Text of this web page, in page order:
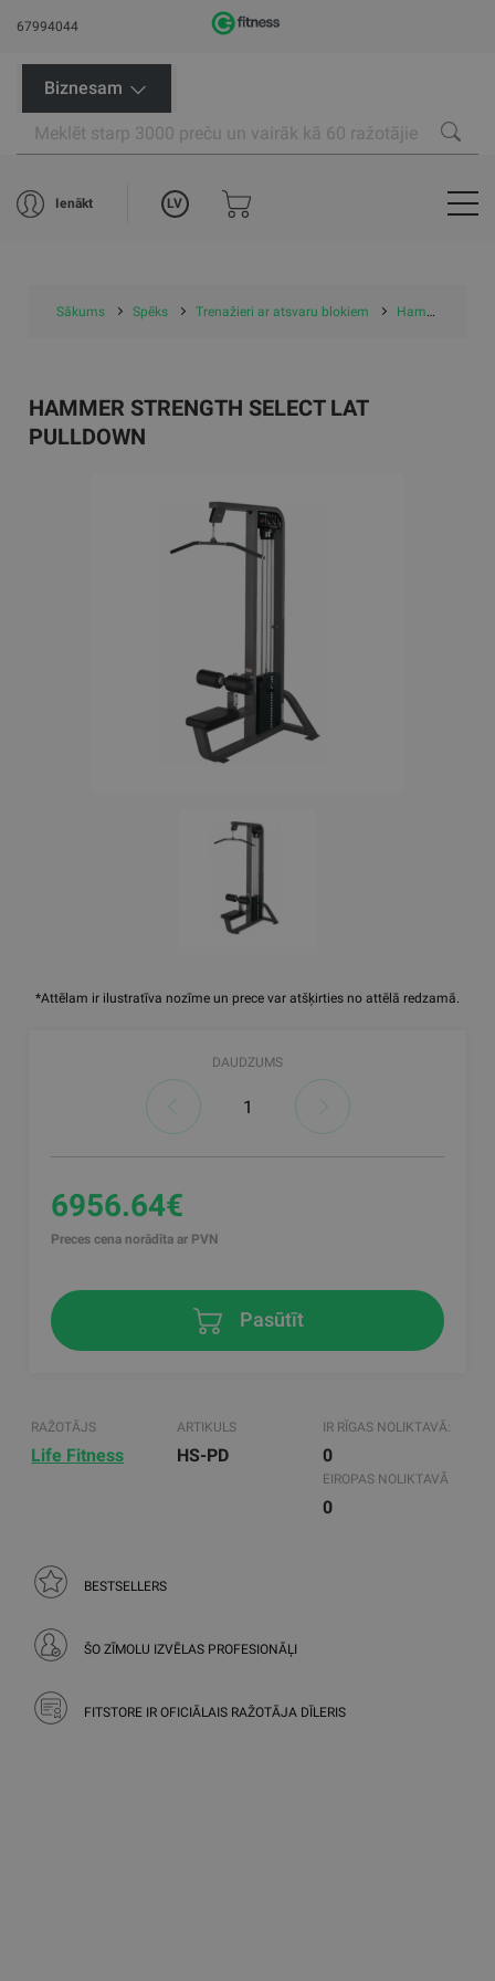
67994044
Biznesam
Ienākt LV
Sākums Spēks Trenažieri ar atsvaru blokiem Hammer Strength Select Lat Pulldown
*Attēlam ir ilustratīva nozīme un prece var atšķirties no attēlā redzamā.
HAMMER STRENGTH SELECT LAT
PULLDOWN
DAUDZUMS
6956.64€
Preces cena norādīta ar PVN
Pasūtīt
RAŽOTĀJS
Life Fitness
ARTIKULS
HS-PD
IR RĪGAS NOLIKTAVĀ:
0
EIROPAS NOLIKTAVĀ
0
BESTSELLERS
ŠO ZĪMOLU IZVĒLAS PROFESIONĀĻI
FITSTORE IR OFICIĀLAIS RAŽOTĀJA DĪLERIS